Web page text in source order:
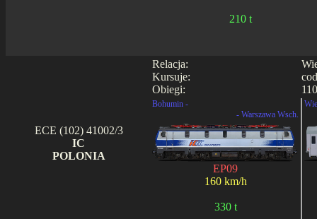
210 t
Relacja:
Kursuje:
Obiegi:
ECE (102) 41002/3
IC
POLONIA
Bohumin -
- Warszawa Wsch.
EP09
160 km/h
330 t